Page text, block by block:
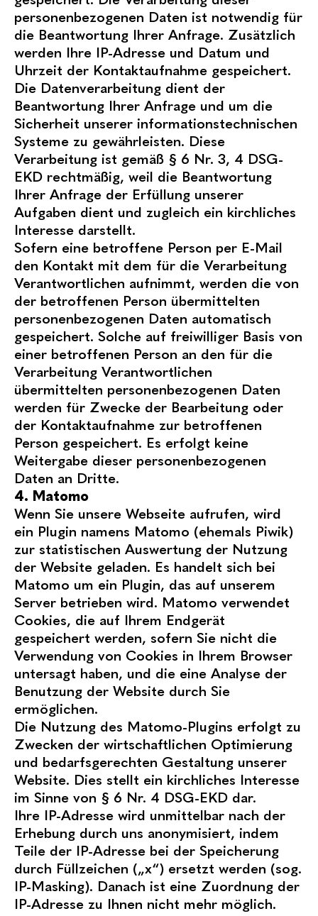
personenbezogenen Daten ist notwendig für
die Beantwortung Ihrer Anfrage. Zusätzlich
werden Ihre IP-Adresse und Datum und
Uhrzeit der Kontaktaufnahme gespeichert.
Die Datenverarbeitung dient der
Beantwortung Ihrer Anfrage und um die
Sicherheit unserer informationstechnischen
Systeme zu gewährleisten. Diese
Verarbeitung ist gemäß § 6 Nr. 3, 4 DSG-
EKD rechtmäßig, weil die Beantwortung
Ihrer Anfrage der Erfüllung unserer
Aufgaben dient und zugleich ein kirchliches
Interesse darstellt.
Sofern eine betroffene Person per E-Mail
den Kontakt mit dem für die Verarbeitung
Verantwortlichen aufnimmt, werden die von
der betroffenen Person übermittelten
personenbezogenen Daten automatisch
gespeichert. Solche auf freiwilliger Basis von
einer betroffenen Person an den für die
Verarbeitung Verantwortlichen
übermittelten personenbezogenen Daten
werden für Zwecke der Bearbeitung oder
der Kontaktaufnahme zur betroffenen
Person gespeichert. Es erfolgt keine
Weitergabe dieser personenbezogenen
Daten an Dritte.
4. Matomo
Wenn Sie unsere Webseite aufrufen, wird
ein Plugin namens Matomo (ehemals Piwik)
zur statistischen Auswertung der Nutzung
der Website geladen. Es handelt sich bei
Matomo um ein Plugin, das auf unserem
Server betrieben wird. Matomo verwendet
Cookies, die auf Ihrem Endgerät
gespeichert werden, sofern Sie nicht die
Verwendung von Cookies in Ihrem Browser
untersagt haben, und die eine Analyse der
Benutzung der Website durch Sie
ermöglichen.
Die Nutzung des Matomo-Plugins erfolgt zu
Zwecken der wirtschaftlichen Optimierung
und bedarfsgerechten Gestaltung unserer
Website. Dies stellt ein kirchliches Interesse
im Sinne von § 6 Nr. 4 DSG-EKD dar.
Ihre IP-Adresse wird unmittelbar nach der
Erhebung durch uns anonymisiert, indem
Teile der IP-Adresse bei der Speicherung
durch Füllzeichen („x“) ersetzt werden (sog.
IP-Masking). Danach ist eine Zuordnung der
IP-Adresse zu Ihnen nicht mehr möglich.